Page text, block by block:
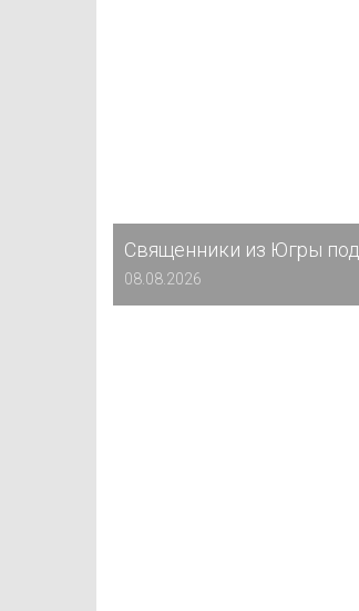
Священники из Югры
08.08.2026